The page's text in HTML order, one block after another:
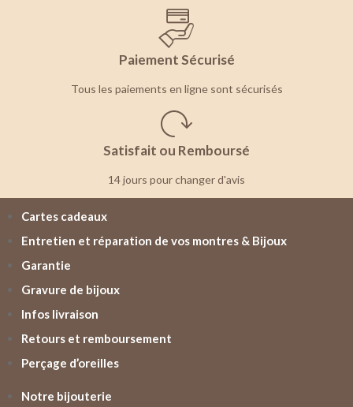
Paiement Sécurisé
Tous les paiements en ligne sont sécurisés
Satisfait ou Remboursé
14 jours pour changer d'avis
Cartes cadeaux
Entretien et réparation de vos montres & Bijoux
Garantie
Gravure de bijoux
Infos livraison
Retours et remboursement
Perçage d’oreilles
Notre bijouterie